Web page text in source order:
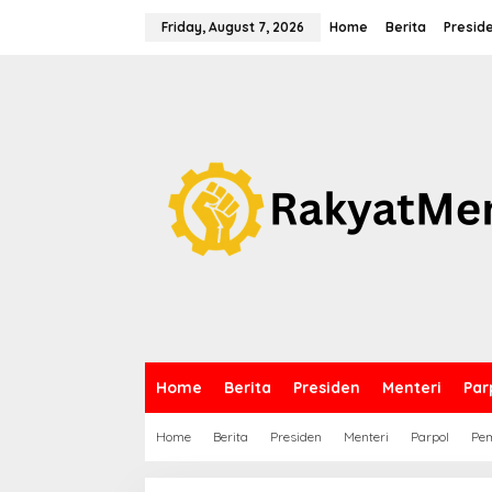
Friday, August 7, 2026 Home Berita
Home Berita Presiden Menteri
Home Berita Presiden Menteri Parpol